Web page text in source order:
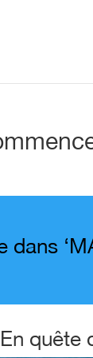
dans
En quête